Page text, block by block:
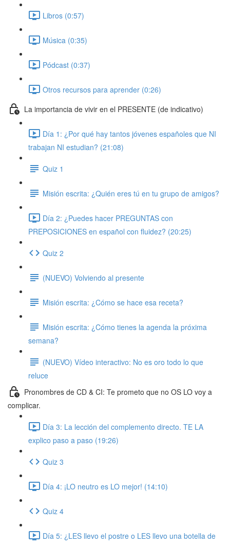
Libros (0:57)
Música (0:35)
Pódcast (0:37)
Otros recursos para aprender (0:26)
La importancia de vivir en el PRESENTE (de indicativo)
Día 1: ¿Por qué hay tantos jóvenes españoles que NI
trabajan NI estudian? (21:08)
Quiz 1
Misión escrita: ¿Quién eres tú en tu grupo de amigos?
Día 2: ¿Puedes hacer PREGUNTAS con
PREPOSICIONES en español con fluidez? (20:25)
Quiz 2
(NUEVO) Volviendo al presente
Misión escrita: ¿Cómo se hace esa receta?
Misión escrita: ¿Cómo tienes la agenda la próxima
semana?
(NUEVO) Vídeo interactivo: No es oro todo lo que
reluce
Pronombres de CD & CI: Te prometo que no OS LO voy a
complicar.
Día 3: La lección del complemento directo. TE LA
explico paso a paso (19:26)
Quiz 3
Día 4: ¡LO neutro es LO mejor! (14:10)
Quiz 4
Día 5: ¿LES llevo el postre o LES llevo una botella de